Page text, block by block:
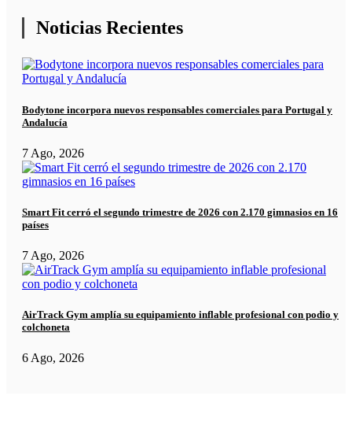
Noticias Recientes
Bodytone incorpora nuevos responsables comerciales para Portugal y
Andalucía
7 Ago, 2026
Smart Fit cerró el segundo trimestre de 2026 con 2.170 gimnasios en 16
países
7 Ago, 2026
AirTrack Gym amplía su equipamiento inflable profesional con podio y
colchoneta
6 Ago, 2026